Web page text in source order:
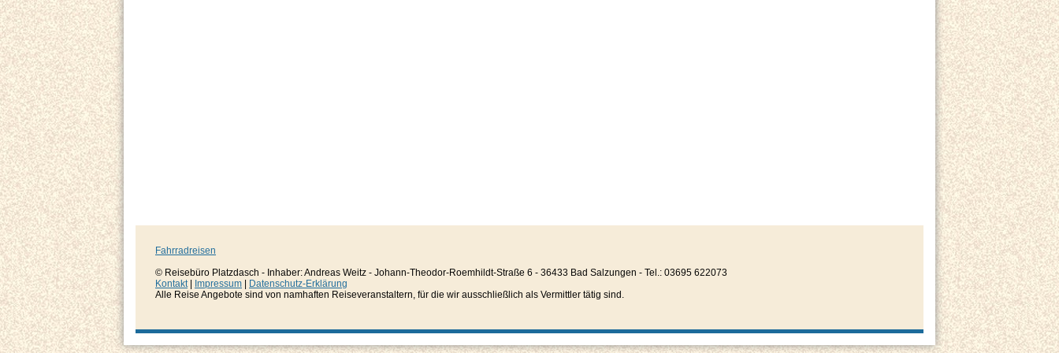
Fahrradreisen
© Reisebüro Platzdasch - Inhaber: Andreas Weitz - Johann-Theodor-Roemhildt-Straße 6 - 36433 Bad Salzungen - Tel.: 03695 622073
Kontakt| Impressum
Datenschutz-Erklärung
Alle Reise Angebote sind von namhaften Reiseveranstaltern, für die wir ausschließlich als Vermittler tätig sind.